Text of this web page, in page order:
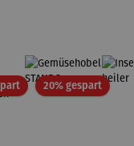
Rabatt20% gespartRabatt